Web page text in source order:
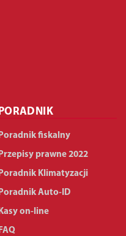
Poradnik fiskalny
Przepisy prawne 2022
Poradnik Klimatyzacji
Poradnik Auto-ID
Kasy on-line
FAQ